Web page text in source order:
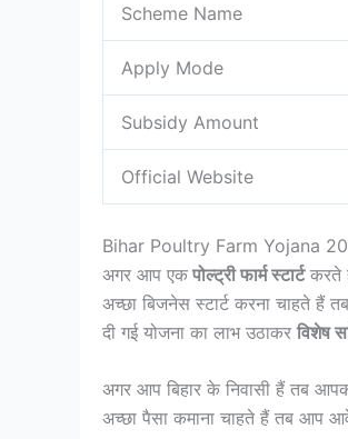
Scheme Name
Apply Mode
Subsidy Amount
Official Website
Bihar Poultry Farm Yojana
अगर आप एक पोल्ट्री फार्म स्टार्टकरते
अच्छा बिजनेस स्टार्ट करना चाहते हैं
दी गई योजना का लाभ उठाकर विशेष
अगर आप बिहार के निवासी हैं तब
अच्छा पैसा कमाना चाहते हैं तब आप